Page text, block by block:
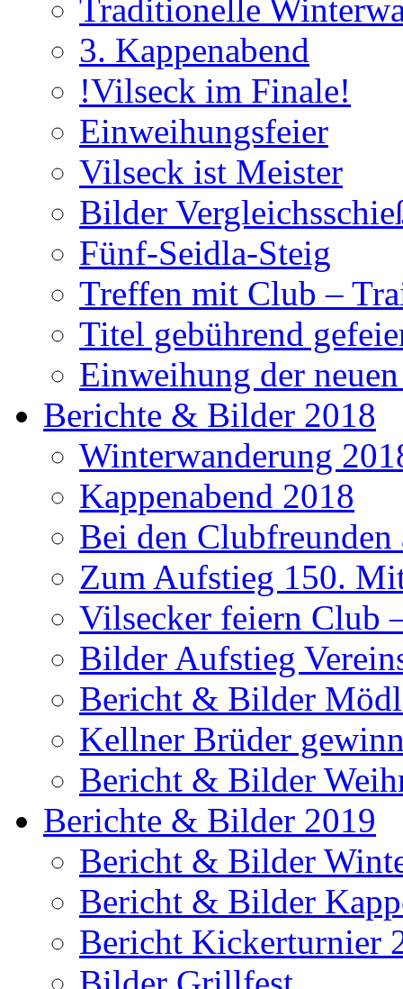
Traditionelle
3. Kappenabend
!Vilseck im Finale!
Einweihungsfeier
Vilseck ist Meister
Bilder
Fünf-Seidla-Steig
Treffen mit Club –
Titel gebührend
Einweihung der
Berichte & Bilder 2018
Winterwanderung
Kappenabend 2018
Bei den
Zum Aufstieg 150.
Vilsecker feiern Club
Bilder Aufstieg
Bericht & Bilder
Kellner Brüder
Bericht & Bilder
Berichte & Bilder 2019
Bericht & Bilder
Bericht & Bilder
Bericht Kickerturnier